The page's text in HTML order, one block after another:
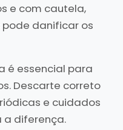
e com cautela,
pode danificar os
é essencial para
Descarte correto
e cuidados
a diferença.